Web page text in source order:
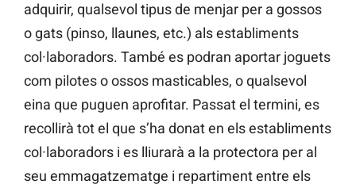
adquirir, qualsevol tipus de menjar per a gossos
o gats (pinso, llaunes, etc.) als establiments
col·laboradors. També es podran aportar joguets
com pilotes o ossos masticables, o qualsevol
eina que puguen aprofitar. Passat el termini, es
recollirà tot el que s’ha donat en els establiments
col·laboradors i es lliurarà a la protectora per al
seu emmagatzematge i repartiment entre els